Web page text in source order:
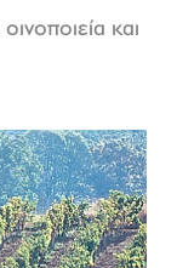
και